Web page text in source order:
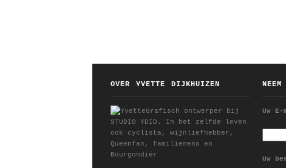
OVER YVETTE DIJKHUIZEN
Grafisch ontwerper bij
STUDIO YDID. In het zelfde leven
ook cyclista, wijnliefhebber,
Queenfan, familiemens en
Bourgondiër
Uw
Uw